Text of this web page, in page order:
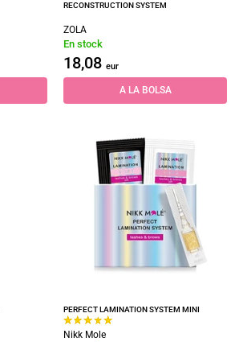
RECONSTRUCTION SYSTEM
ZOLA
En stock
18,08 eur
A LA BOLSA
PERFECT LAMINATION SYSTEM МINI
Nikk Mole